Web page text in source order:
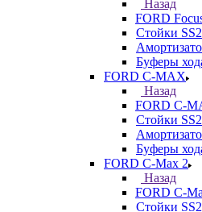
Назад
FORD
Стойки
Буферы
FORD С-MAX
Назад
FORD С-
Стойки
Буферы
FORD C-Max 2
Назад
FORD C-
Стойки